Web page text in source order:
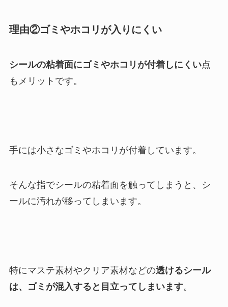
理由②ゴミやホコリが入りにくい
シールの粘着面にゴミやホコリが付着しにくい点
もメリットです。
手には小さなゴミやホコリが付着しています。
そんな指でシールの粘着面を触ってしまうと、シ
ールに汚れが移ってしまいます。
特にマステ素材やクリア素材などの透けるシール
は、ゴミが混入すると目立ってしまいます。